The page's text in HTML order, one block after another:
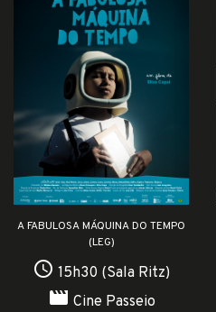
A FABULOSA MÁQUINA DO TEMPO
(LEG)
access_time 15h30 (Sala Ritz)
movie Cine Passeio